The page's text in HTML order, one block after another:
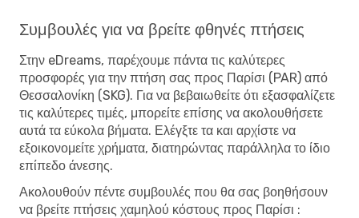
Συμβουλές για να βρείτε φθηνές πτήσεις
Στην eDreams, παρέχουμε πάντα τις καλύτερες
προσφορές για την πτήση σας προς Παρίσι (PAR) από
Θεσσαλονίκη (SKG). Για να βεβαιωθείτε ότι εξασφαλίζετε
τις καλύτερες τιμές, μπορείτε επίσης να ακολουθήσετε
αυτά τα εύκολα βήματα. Ελέγξτε τα και αρχίστε να
εξοικονομείτε χρήματα, διατηρώντας παράλληλα το ίδιο
επίπεδο άνεσης.
Ακολουθούν πέντε συμβουλές που θα σας βοηθήσουν
να βρείτε πτήσεις χαμηλού κόστους προς Παρίσι :